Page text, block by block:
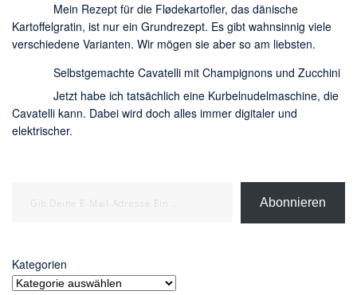
Mein Rezept für die Flødekartofler, das dänische
Kartoffelgratin, ist nur ein Grundrezept. Es gibt wahnsinnig viele
verschiedene Varianten. Wir mögen sie aber so am liebsten.
Selbstgemachte Cavatelli mit Champignons und Zucchini
Jetzt habe ich tatsächlich eine Kurbelnudelmaschine, die
Cavatelli kann. Dabei wird doch alles immer digitaler und
elektrischer.
Abonnieren
Kategorien